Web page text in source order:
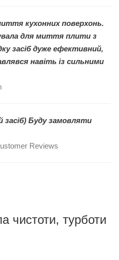
кухонних поверхонь.
для миття плити з
засіб дуже ефективний,
навіть із сильними
засіб) Буду замовляти
Reviews
чистоти, турботи